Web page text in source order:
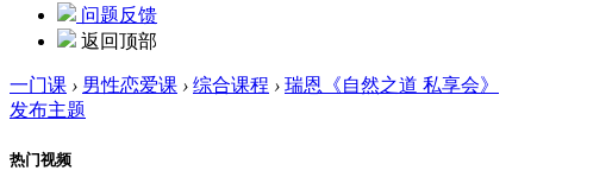
问题反馈
返回顶部
一门课 › 男性恋爱课 › 综合课程 › 瑞恩《自然之道 私享会》
发布主题
热门视频